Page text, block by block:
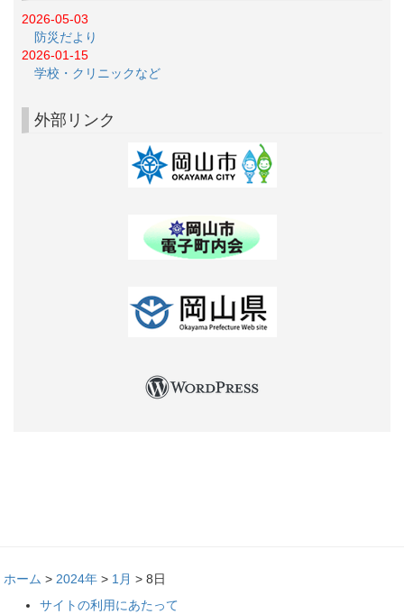
2026-05-03
防災だより
2026-01-15
学校・クリニックなど
外部リンク
ホーム > 2024年 > 1月 >8日
サイトの利用にあたって